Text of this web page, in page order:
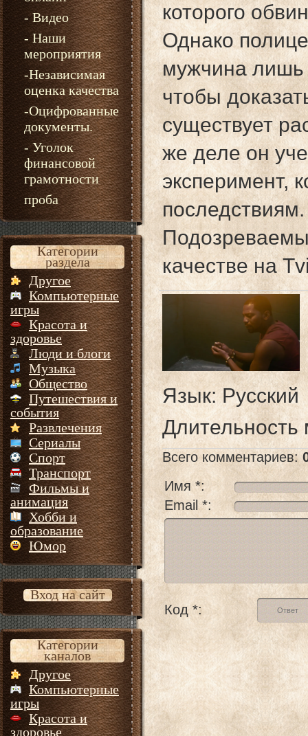
- Видео
- Наши
мероприятия
-Независимая
оценка качества
-Оцифрованные
документы.
- Уголок
финансовой
грамотности
проба
Категории
раздела
Другое
Компьютерные
игры
Красота и
здоровье
Люди и блоги
Музыка
Общество
Путешествия и
события
Развлечения
Сериалы
Спорт
Транспорт
Фильмы и
анимация
Хобби и
образование
Юмор
Вход на сайт
Категории
каналов
Другое
Компьютерные
игры
Красота и
здоровье
которого
Однако
мужчина лишь
чтобы
существует
же деле он
эксперимент,
качестве на
Язык: Русский
Длительность
Всего комментариев:
Имя *:
Email *:
Код *: